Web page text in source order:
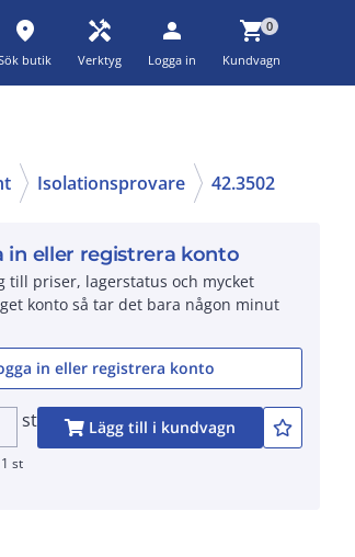
place
butik
handyman
Verktyg
person
Logga in
shopping_cart0
Kundvagn
Isolationsprovare 42.3502
in eller registrera konto
till priser, lagerstatus och mycket
konto så tar det bara någon minut
in eller registrera konto
st Lägg till i kundvagn
st